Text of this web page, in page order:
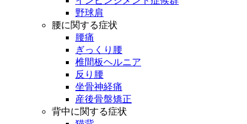
野球肩
腰に関する症状
腰痛
ぎっくり腰
椎間板ヘルニア
反り腰
坐骨神経痛
産後骨盤矯正
背中に関する症状